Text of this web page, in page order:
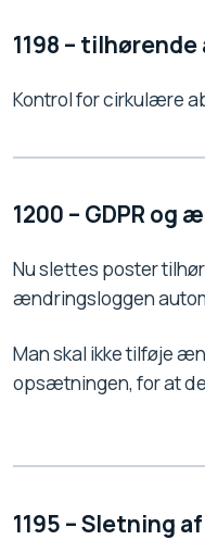
1198 –
Kontrol for cirkulære
1200 – GDPR og
Nu slettes poster
ændringsloggen
Man skal ikke tilføje
opsætningen, for at
1195 – Sletning